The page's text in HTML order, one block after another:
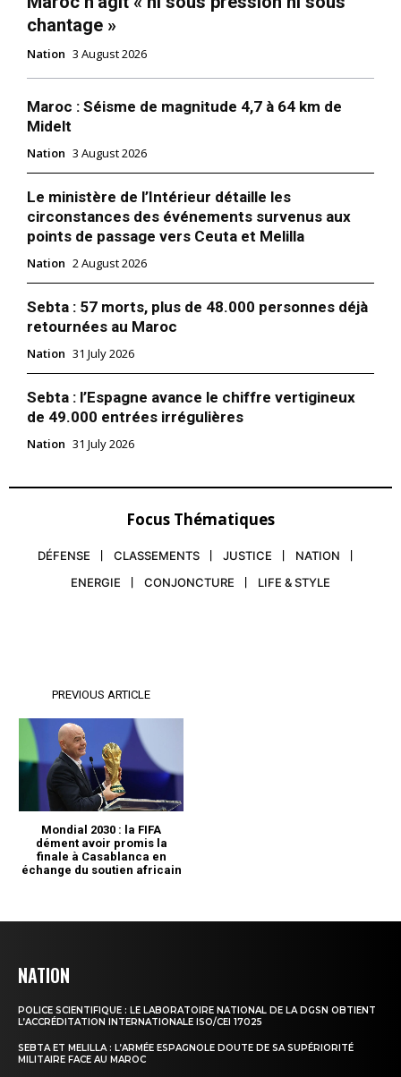
NATION
POLICE SCIENTIFIQUE : LE LABORATOIRE NATIONAL DE LA DGSN OBTIENT
L’ACCRÉDITATION INTERNATIONALE ISO/CEI 17025
SEBTA ET MELILLA : L’ARMÉE ESPAGNOLE DOUTE DE SA SUPÉRIORITÉ
MILITAIRE FACE AU MAROC